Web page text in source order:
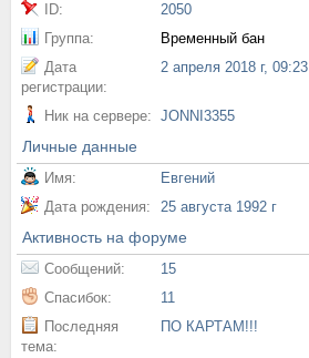
ID:
2050
Группа:
Временный бан
Дата
регистрации:
2 апреля 2018 г, 09:23
Ник на сервере: JONNI3355
Личные данные
Имя:
Евгений
Дата рождения:
25 августа 1992 г
Активность на форуме
Сообщений:
15
Спасибок:
11
Последняя
тема:
ПО КАРТАМ!!!